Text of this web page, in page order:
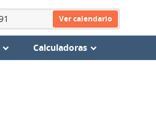
Ver calendario
Calculadoras